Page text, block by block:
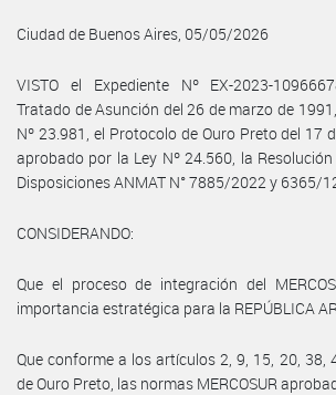
Ciudad de Buenos Aires, 05/05/2026
VISTO el Expediente Nº EX-2023-
Tratado de Asunción del 26 de marzo de
Nº 23.981, el Protocolo de Ouro Preto del 17
aprobado por la Ley Nº 24.560, la
Disposiciones ANMAT N° 7885/2022 y 6365/
CONSIDERANDO:
Que el proceso de integración del
importancia estratégica para la REPÚBLICA
Que conforme a los artículos 2, 9, 15, 20, 38,
de Ouro Preto, las normas MERCOSUR